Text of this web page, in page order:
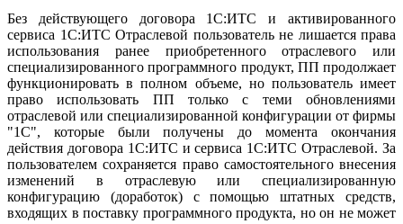
Без действующего договора 1С:ИТС и активированного
сервиса 1С:ИТС Отраслевой пользователь не лишается права
использования ранее приобретенного отраслевого или
специализированного программного продукт, ПП продолжает
функционировать в полном объеме, но пользователь имеет
право использовать ПП только с теми обновлениями
отраслевой или специализированной конфигурации от фирмы
"1С", которые были получены до момента окончания
действия договора 1С:ИТС и сервиса 1С:ИТС Отраслевой. За
пользователем сохраняется право самостоятельного внесения
изменений в отраслевую или специализированную
конфигурацию (доработок) с помощью штатных средств,
входящих в поставку программного продукта, но он не может